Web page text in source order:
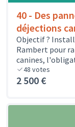
40 - Des
déjections
Objectif ?
Rambert pour
canines,
48 votes
2 500 €